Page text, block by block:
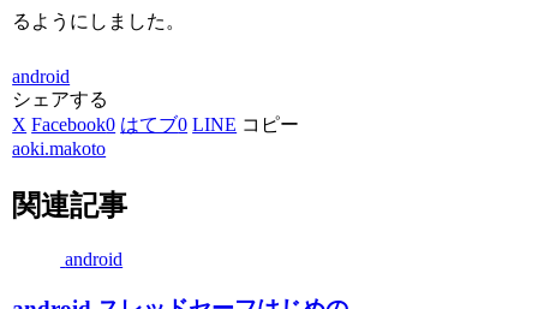
るようにしました。
android
シェアする
X Facebook0 はてブ0 LINE コピー
aoki.makoto
関連記事
android